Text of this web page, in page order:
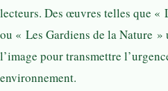
lecteurs. Des œuvres telles que «
ou « Les Gardiens de la Nature
l’image pour transmettre
environnement.